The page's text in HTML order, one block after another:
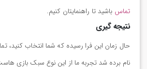
تماس باشید تا راهنمایتان کنیم.
نتیجه گیری
حال زمان این فرا رسیده که شما انتخاب کنید،
نام برده شد تجربه ما از این نوع سبک بازی